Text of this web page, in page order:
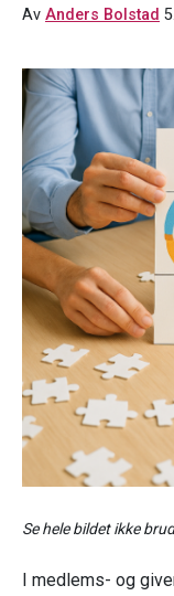
Av Anders Bolstad
Se hele bildet ikke
I medlems- og